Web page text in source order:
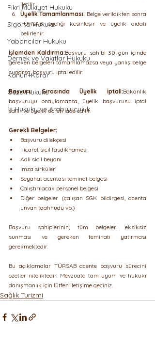
Fikri Mülkiyet Hukuku
Sigorta Hukuku
Yabancılar Hukuku
Dernek ve Vakıflar Hukuku
Kanun+Karar
Ceza Hukuku
İş Hukuku ve Arabuluculuk
iletilir.
Üyelik Tamamlanması: Belge verildikten sonra
TÜRSAB üyeliği kesinleşir ve üyelik aidatı
belirlenir.
İşlemden Kaldırma:Başvuru sahibi 30 gün içinde
gereken belgeleri tamamlamazsa veya yanlış belge
sunarsa, başvuru iptal edilir.
Başvuru Sırasında Üyelik İptali:Bakanlık
başvuruyu onaylamazsa, üyelik başvurusu iptal
edilir ve üyelik ücreti iade edilir.
Gerekli Belgeler:
Başvuru dilekçesi
Ticaret sicil tasdiknamesi
Adli sicil beyanı
İmza sirküleri
Seyahat acentası teminat belgesi
Çalıştırılacak personel belgesi
Diğer belgeler (çalışan SGK bildirgesi, acenta
unvan taahhüdü vb.)
Başvuru sahiplerinin, tüm belgeleri eksiksiz
sunması ve gereken teminatı yatırması
gerekmektedir.
Bu açıklamalar TÜRSAB acente başvuru sürecini
özetler niteliktedir. Mevzuata tam uyum ve hukuki
danışmanlık için lütfen iletişime geçiniz.
Sağlık Turizmi